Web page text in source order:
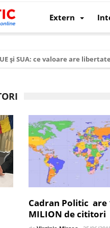
Extern
și SUA: ce valoare are
economic al SUA: cum au
economic al Rusiei: de ce
obosit și Estul care revine:
în Uniunea
– ROExit pentru a supraviețui
minții prin nanoparticule
dezvoltă un nou cip AI pentru a
Cadran Politic are
MILION de cititori